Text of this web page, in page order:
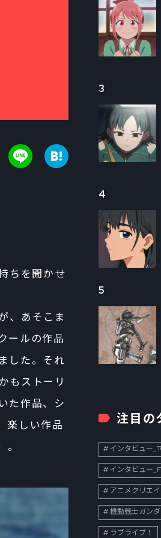
Facebook Line Hatena
ちを聞かせ
、あそこま
ールの作品
した。それ
もストーリ
た作品、シ
楽しい作品
3
4
5
注目の
インタビュー
インタビュー
アニメクリエ
機動戦士ガン
ラブライブ！